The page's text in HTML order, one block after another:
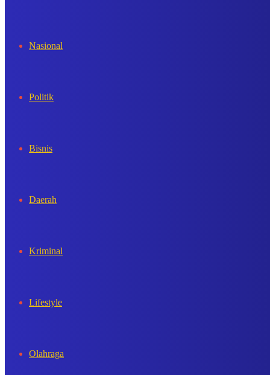
Nasional
Politik
Bisnis
Daerah
Kriminal
Lifestyle
Olahraga